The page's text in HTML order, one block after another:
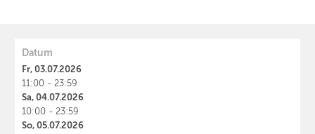
Datum
Fr, 03.07.2026
11:00 - 23:59
Sa, 04.07.2026
10:00 - 23:59
So, 05.07.2026